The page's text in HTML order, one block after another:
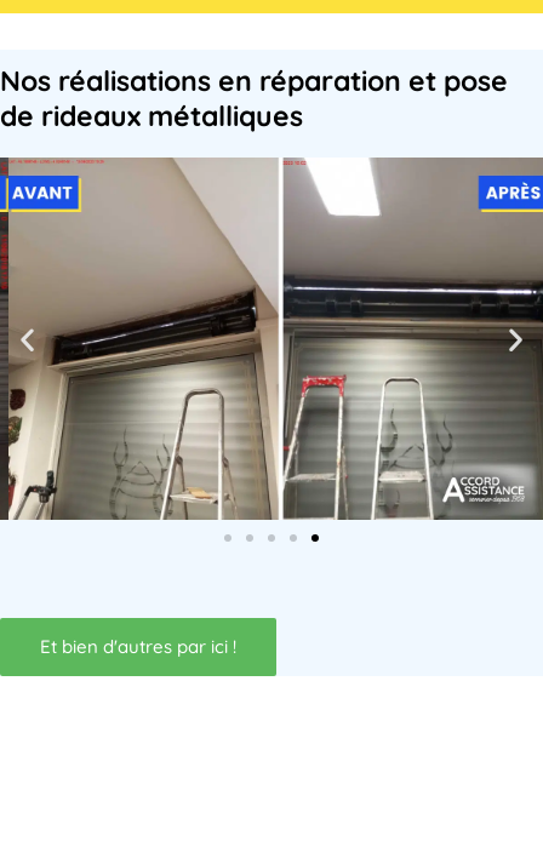
Nos réalisations en réparation et pose
de rideaux métalliques
Et bien d'autres par ici !